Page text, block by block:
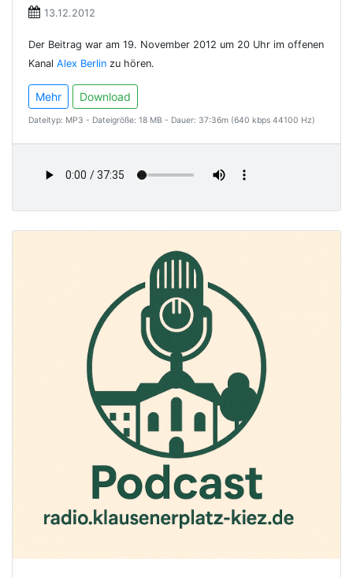
13.12.2012
Der Beitrag war am 19. November 2012 um 20 Uhr im offenen
Kanal Alex Berlin zu hören.
Mehr Download
Dateityp: MP3 - Dateigröße: 18 MB - Dauer: 37:36m (640 kbps 44100 Hz)